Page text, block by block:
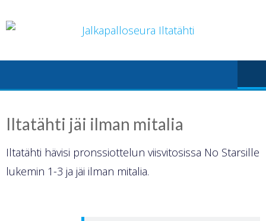
to
Iltatähti jäi ilman mitalia
Iltatähti hävisi pronssiottelun viisvitosissa No Starsille
lukemin 1-3 ja jäi ilman mitalia.